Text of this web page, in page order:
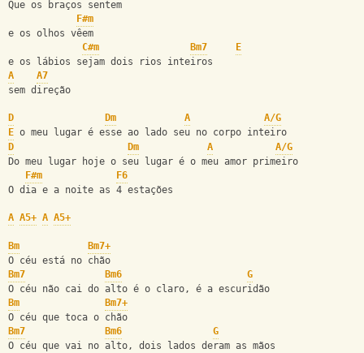
Que os braços sentem
F#m
e os olhos vêem
C#m
Bm7
E
e os lábios sejam dois rios inteiros
A
A7
sem direção
D Dm A
A/G
E o meu lugar é esse ao lado seu no corpo inteiro
D
Dm A
A/G
Do meu lugar hoje o seu lugar é o meu amor primeiro
F#m
F6
O dia e a noite as 4 estações
A A5+ A A5+
Bm
Bm7+
O céu está no chão
Bm7
Bm6
G
O céu não cai do alto é o claro, é a escuridão
Bm
Bm7+
O céu que toca o chão
Bm7
Bm6
G
O céu que vai no alto, dois lados deram as mãos